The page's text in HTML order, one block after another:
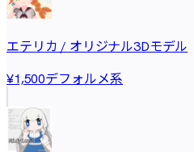
エテリカ / オリジナル3Dモデル
¥1,500デフォルメ系